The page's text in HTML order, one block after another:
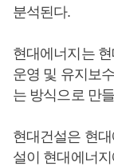
분석된다.
현대에너지는
운영 및 유지보
는 방식으로 만
현대건설은 현
설이 현대에너